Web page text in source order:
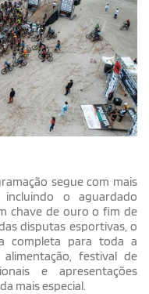
segue com mais
incluindo o aguardado
chave de ouro o fim de
disputas esportivas, o
completa para toda a
festival de
e apresentações
mais especial.